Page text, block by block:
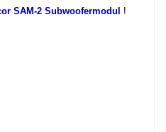
SAM-2 Subwoofermodul !